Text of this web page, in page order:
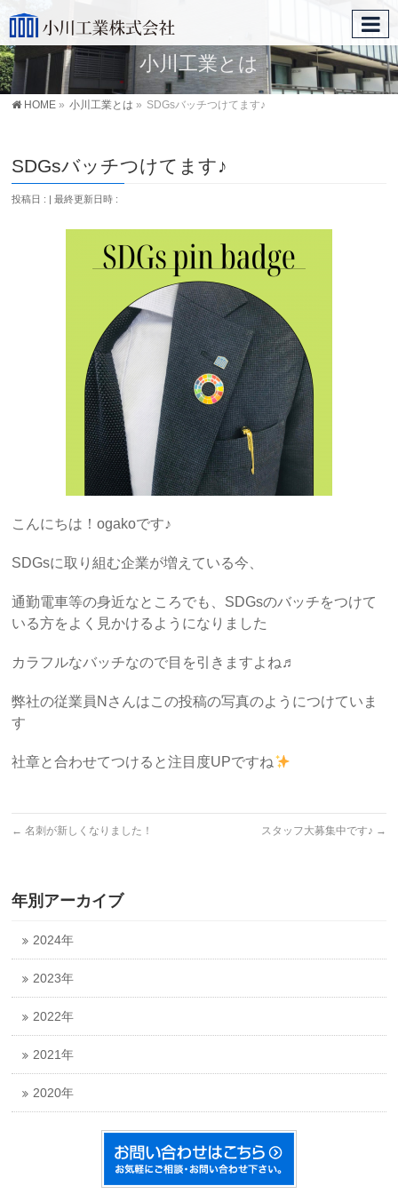
小川工業とは
HOME » 小川工業とは » SDGsバッチつけてます♪
SDGsバッチつけてます♪
投稿日 : 最終更新日時 :
こんにちは！ogakoです♪
SDGsに取り組む企業が増えている今、
通勤電車等の身近なところでも、SDGsのバッチをつけて
いる方をよく見かけるようになりました
カラフルなバッチなので目を引きますよね♬
弊社の従業員Nさんはこの投稿の写真のようにつけていま
す
社章と合わせてつけると注目度UPですね
← 名刺が新しくなりました！ スタッフ大募集中です♪ →
年別アーカイブ
2024年
2023年
2022年
2021年
2020年